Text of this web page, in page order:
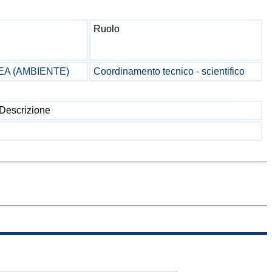
Ruolo
(AMBIENTE) Coordinamento tecnico - scientifico